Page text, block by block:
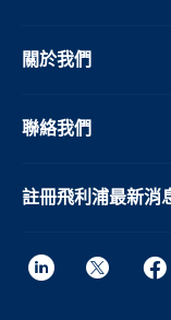
關於我們
聯絡我們
註冊飛利浦最新消